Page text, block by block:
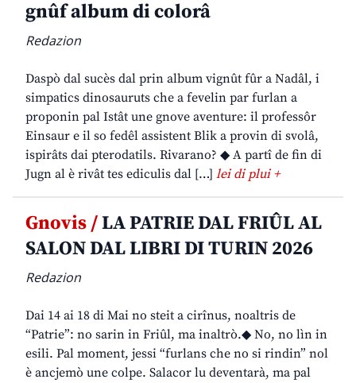
gnûf album di colorâ
Redazion
Daspò dal sucès dal prin album vignût fûr a Nadâl, i
simpatics dinosauruts che a fevelin par furlan a
proponin pal Istât une gnove aventure: il professôr
Einsaur e il so fedêl assistent Blik a provin di svolâ,
ispirâts dai pterodatils. Rivarano? ◆ A partî de fin di
Jugn al è rivât tes ediculis dal […] lei di plui +
Gnovis /LA PATRIE DAL FRIÛL AL
SALON DAL LIBRI DI TURIN 2026
Redazion
Dai 14 ai 18 di Mai no steit a cirînus, noaltris de
“Patrie”: no sarin in Friûl, ma inaltrò.◆ No, no lìn in
esili. Pal moment, jessi “furlans che no si rindin” nol
è ancjemò une colpe. Salacor lu deventarà, ma pal